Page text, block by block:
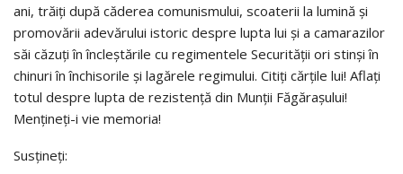
ani, trăiți după căderea comunismului, scoaterii la lumină și
promovării adevărului istoric despre lupta lui și a camarazilor
săi căzuți în încleștările cu regimentele Securităţii ori stinși în
chinuri în închisorile și lagărele regimului. Citiți cărțile lui! Aflați
totul despre lupta de rezistență din Munții Făgărașului!
Mențineți-i vie memoria!
Susțineți: